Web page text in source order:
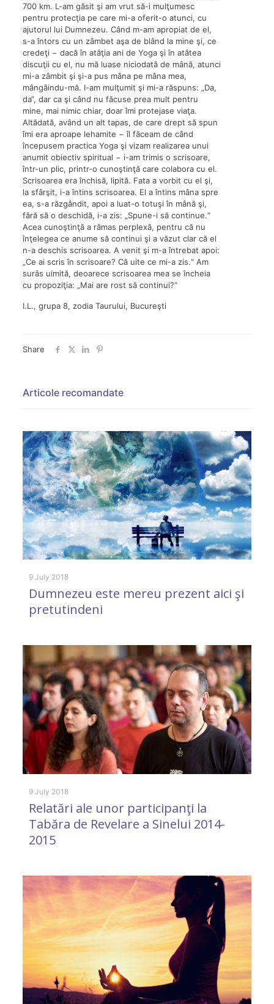
700 km. L-am găsit şi am vrut să-i mulţumesc
pentru protecţia pe care mi-a oferit-o atunci, cu
ajutorul lui Dumnezeu. Când m-am apropiat de el,
s-a întors cu un zâmbet aşa de blând la mine şi, ce
credeţi − dacă în atâţia ani de Yoga şi în atâtea
discuţii cu el, nu mă luase niciodată de mână, atunci
mi-a zâmbit şi şi-a pus mâna pe mâna mea,
mângâindu-mă. I-am mulţumit şi mi-a răspuns: „Da,
da“, dar ca şi când nu făcuse prea mult pentru
mine, mai nimic chiar, doar îmi protejase viaţa.
Altădată, având un alt tapas, de care drept să spun
îmi era aproape lehamite − îl făceam de când
începusem practica Yoga şi vizam realizarea unui
anumit obiectiv spiritual − i-am trimis o scrisoare,
într-un plic, printr-o cunoştinţă care colabora cu el.
Scrisoarea era închisă, lipită. Fata a vorbit cu el şi,
la sfârşit, i-a întins scrisoarea. El a întins mâna spre
ea, s-a răzgândit, apoi a luat-o totuşi în mână şi,
fără să o deschidă, i-a zis: „Spune-i să continue.“
Acea cunoştinţă a rămas perplexă, pentru că nu
înţelegea ce anume să continui şi a văzut clar că el
n-a deschis scrisoarea. A venit şi m-a întrebat apoi:
„Ce ai scris în scrisoare? Că uite ce mi-a zis.“ Am
surâs uimită, deoarece scrisoarea mea se încheia
cu propoziţia: „Mai are rost să continui?“
I.L., grupa 8, zodia Taurului, Bucureşti
Share
Articole recomandate
9 July 2018
Dumnezeu este mereu prezent aici şi
pretutindeni
9 July 2018
Relatări ale unor participanţi la
Tabăra de Revelare a Sinelui 2014-
2015